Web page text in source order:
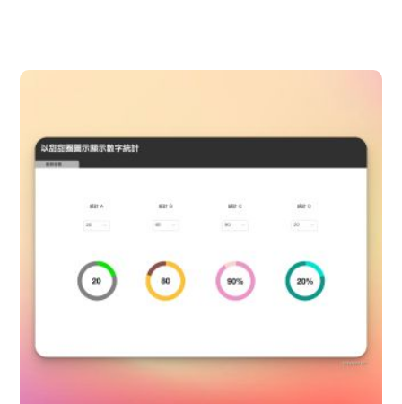
FileMaker 遠端免費諮詢與解決
購買遠端維護(年)
為弱勢相關團體免費開發 APP
記錄：訓練營送 FMP 19
記錄：訓練營送 FMPA 17